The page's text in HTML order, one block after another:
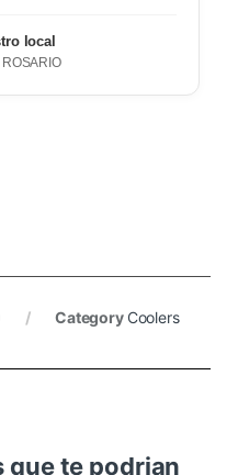
local
Category Coolers
que te podrian